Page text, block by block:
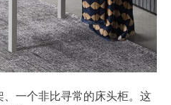
一个非比寻常的床头柜。这